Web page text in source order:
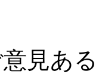
見あ